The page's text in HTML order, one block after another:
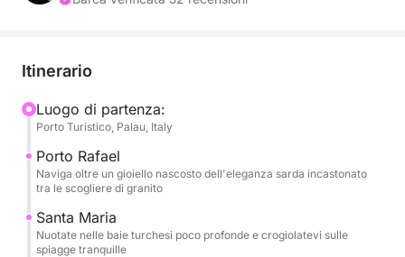
Partiamo da Palau, salpando verso l'elegante ed
incastonato tra le scogliere di granito. Da lì, ci
dirigiamo verso le calme acque turchesi di Santa
Maria. Il viaggio prosegue verso la leggendaria
Budelli, sede della famosa Spiaggia Rosa, un tratto
di costa protetto e ultraterreno, noto per le sue
delicate sfumature rosa e la sua bellezza
incontaminata.
Itinerario
Luogo di partenza:
Porto Turistico, Palau, Italy
Porto Rafael
Naviga oltre un gioiello nascosto dell'eleganza sarda incastonato
tra le scogliere di granito
Santa Maria
Nuotate nelle baie turchesi poco profonde e crogiolatevi sulle
spiagge tranquille